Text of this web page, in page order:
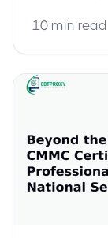
10 min read